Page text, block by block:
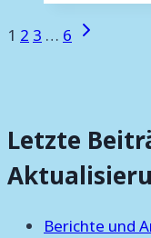
1 2 3 … 6 Nächste
Letzte
Berichte und